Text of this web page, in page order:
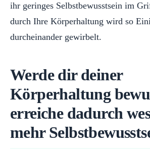
ihr geringes Selbstbewusstsein im
durch Ihre Körperhaltung wird so
durcheinander gewirbelt.
Werde dir deiner
Körperhaltung
erreiche dadurch
mehr